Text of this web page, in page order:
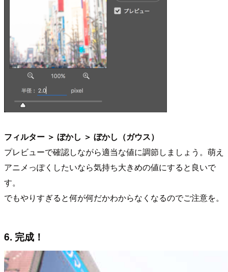
フィルター ＞ ぼかし ＞ ぼかし（ガウス）
プレビューで確認しながら適当な値に調節しましょう。萌え
アニメっぽくしたいなら気持ち大きめの値にすると良いで
す。
でもやりすぎると何が何だかわからなくなるのでご注意を。
6. 完成！